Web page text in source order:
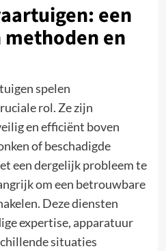
een
en
spelen
rol. Ze zijn
en efficiënt boven
of beschadigde
een dergelijk probleem te
om een betrouwbare
Deze diensten
expertise, apparatuur
situaties